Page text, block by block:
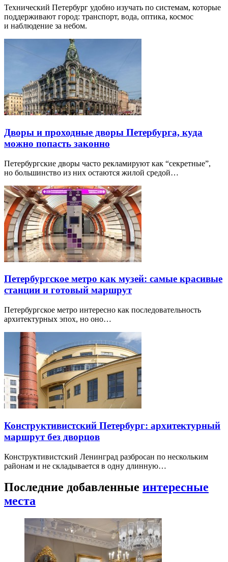
Технический Петербург удобно изучать по системам, которые
поддерживают город: транспорт, вода, оптика, космос
и наблюдение за небом.
Дворы и проходные дворы Петербурга, куда
можно попасть законно
Петербургские дворы часто рекламируют как “секретные”,
но большинство из них остаются жилой средой…
Петербургское метро как музей: самые красивые
станции и готовый маршрут
Петербургское метро интересно как последовательность
архитектурных эпох, но оно…
Конструктивистский Петербург: архитектурный
маршрут без дворцов
Конструктивистский Ленинград разбросан по нескольким
районам и не складывается в одну длинную…
Последние добавленные интересные
места